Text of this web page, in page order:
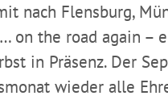
nach Flensburg,
on the road again –
in Präsenz. Der
wieder alle